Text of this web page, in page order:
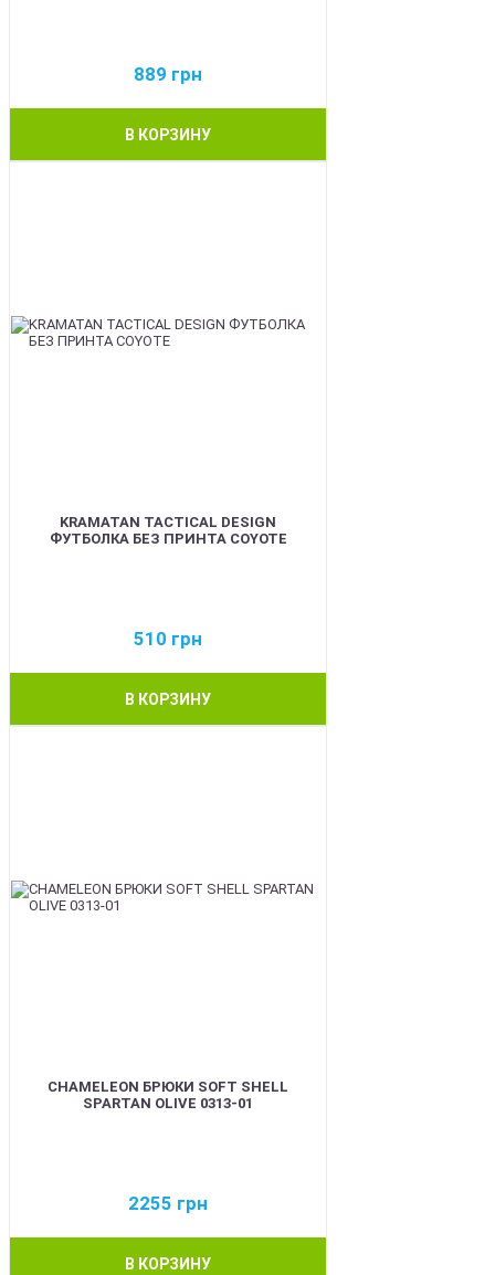
889 грн
В КОРЗИНУ
KRAMATAN TACTICAL DESIGN
ФУТБОЛКА БЕЗ ПРИНТА COYOTE
510 грн
В КОРЗИНУ
CHAMELEON БРЮКИ SOFT SHELL
SPARTAN OLIVE 0313-01
2255 грн
В КОРЗИНУ